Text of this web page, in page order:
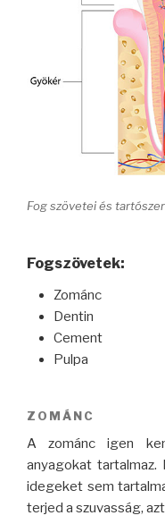
Fog szövetei és
Fogszövetek:
Zománc
Dentin
Cement
Pulpa
ZOMÁNC
A zománc igen
anyagokat
idegeket sem
terjed a szuvasság,